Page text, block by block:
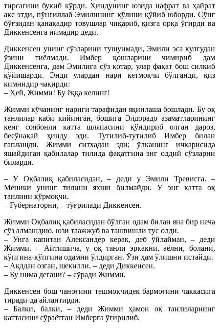
тирсагини букиб кўрди. Ҳиндунинг юзида нафрат ва ҳайрат
акс этди, пўнғиллаб Эмилининг қўлини қўйиб юборди. Сўнг
бўғзидан қанақадир товушлар чиқариб, қизга орқа ўгирди ва
Диккенсенга нимадир деди.
Диккенсен унинг сўзларини тушунмади, Эмили эса кулгудан
ўзини тиёлмади. Имбер қошларини чимириб дам
Диккенсенга, дам Эмилига сўз қотар, улар фақат бош силкиб
қўйишарди. Энди улардан нари кетмоқчи бўлганди, қиз
кимнидир чақирди:
– Ҳей, Жимми! Бу ёққа келинг!
Жимми кўчанинг нариги тарафидан яқинлаша бошлади. Бу оқ
танлилар каби кийинган, бошига Элдорадо азаматларининг
кенг соябонли катта шляпасини қўндириб олган дароз,
бесўнақай ҳинду эди. Тутилиб-тутилиб Имбер билан
гаплашди. Жимми ситхадан эди; ўлканинг ичкарисида
яшайдиган қабилалар тилида фақатгина энг оддий сўзларни
биларди.
– У Оқбалиқ қабиласидан, – деди у Эмили Тревисга. –
Меники унинг тилини яхши билмайди. У энг катта оқ
танлини кўрмоқчи.
– Губернаторни, – тўғрилади Диккенсен.
Жимми Оқбалиқ қабиласидан бўлган одам билан яна бир неча
сўз алмашдию, юзи таажжуб ва ташвишли тус олди.
– Унга капитан Александер керак, деб ўйлайман, – деди
Жимми. – Айтишича, у оқ танли эркакни, аёлни, болани,
кўпгина-кўпгина одамни ўлдирган. Ўзи ҳам ўлишни истайди.
– Ақлдан озган, шекилли, – деди Диккенсен.
– Бу нима дегани? – сўради Жимми.
Диккенсен бош чаноғини тешмоқчидек бармоғини чаккасига
тиради-да айлантирди.
– Балки, балки, – деди Жимми ҳамон оқ танлиларнинг
каттасини сўраётган Имберга ўгирилиб.